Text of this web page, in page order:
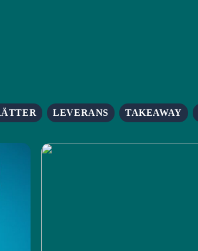
LEVERANS TAKEAWAY